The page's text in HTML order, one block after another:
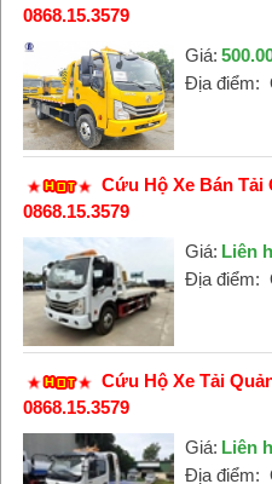
0868.15.3579
Giá:
Địa điểm:
Cứu Hộ Xe Bán Tải
0868.15.3579
Giá: Liên
Địa điểm:
Cứu Hộ Xe Tải
0868.15.3579
Giá: Liên
Địa điểm: